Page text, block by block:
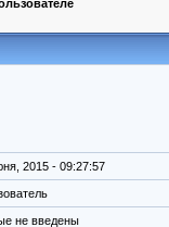
2015 - 09:27:57
не введены